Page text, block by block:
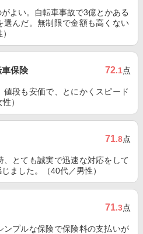
よい。自転車事故で3億とかある
んだ。無制限で金額も高くない
車保険 72.1点
段も安価で、とにかくスピード
）
71.8点
、とても誠実で迅速な対応をして
ました。（40代／男性）
71.3点
ンプルな保険で保険料の支払いが